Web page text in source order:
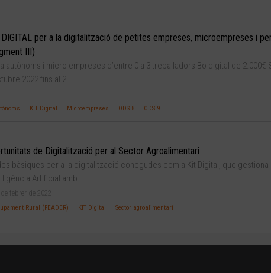
DIGITAL per a la digitalització de petites empreses, microempreses i
III)
autònoms i micro empreses d’entre 0 a 3 treballadors Bo digital de 2.000€
2022 fins al 2...
KIT Digital Microempreses ODS 8 ODS 9
de Digitalització per al Sector Agroalimentari
bàsiques per a la digitalització conegudes com a Kit Digital, que
Artificial amb ...
de febrer de 2022
Rural (FEADER) KIT Digital Sector agroalimentari